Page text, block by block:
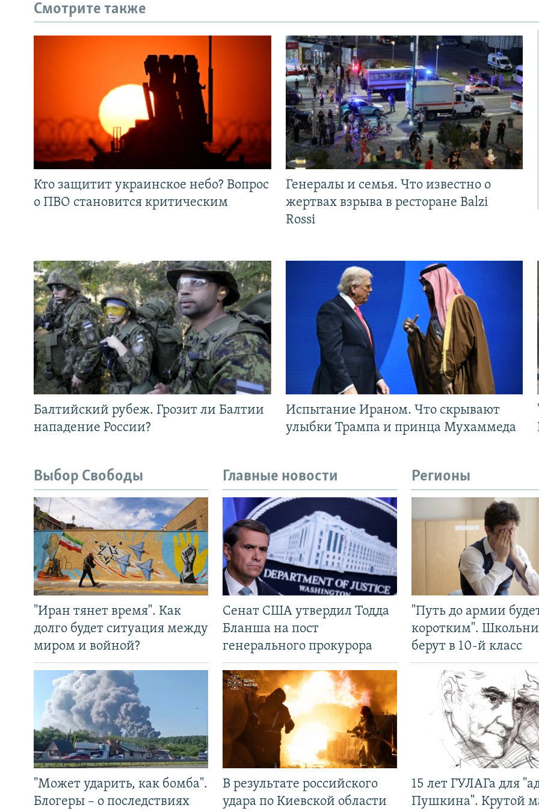
Смотрите также
Кто защитит украинское небо? Вопрос
о ПВО становится критическим
Генералы и семья. Что известно о
жертвах взрыва в ресторане Balzi
Rossi
Балтийский рубеж. Грозит ли Балтии
нападение России?
Испытание Ираном. Что скрывают
улыбки Трампа и принца Мухаммеда
Выбор Свободы
"Иран тянет время". Как
долго будет ситуация между
миром и войной?
"Может ударить, как бомба".
Блогеры – о последствиях
Главные новости
Сенат США утвердил Тодда
Бланша на пост
генерального прокурора
В результате российского
удара по Киевской области
Регионы
"Путь до армии
коротким".
берут в 10-й класс
15 лет ГУЛАГа для
Пушкина". Крутой